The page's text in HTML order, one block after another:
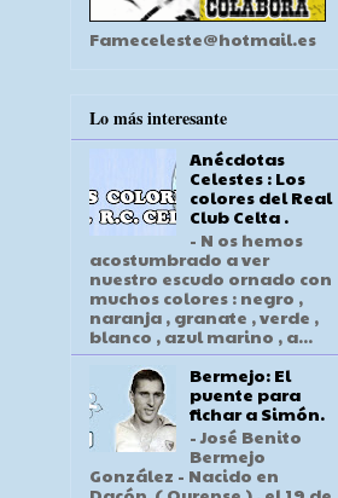
Fameceleste@hotmail.es
Lo más interesante
Anécdotas
Celestes : Los
colores del Real
Club Celta .
- N os hemos
acostumbrado a ver
nuestro escudo ornado con
muchos colores : negro ,
naranja , granate , verde ,
blanco , azul marino , a...
Bermejo: El
puente para
fichar a Simón.
- José Benito
Bermejo
González - Nacido en